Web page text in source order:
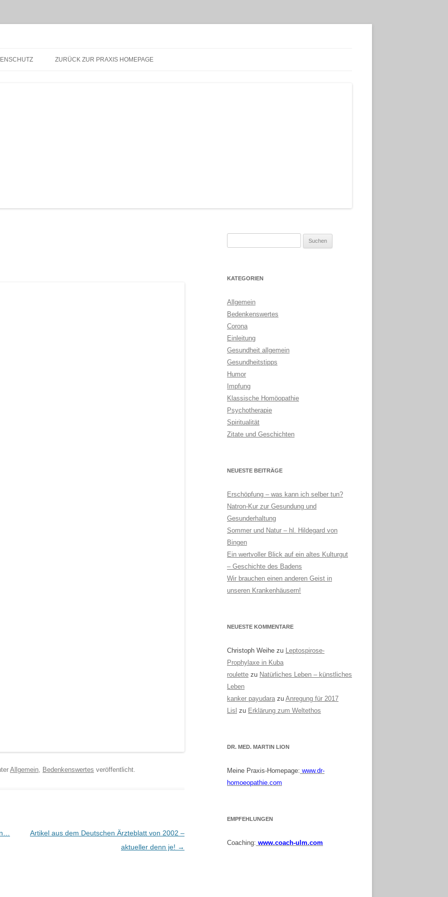
ZURÜCK ZUR PRAXIS HOMEPAGE
Allgemein Bedenkenswertes veröffentlicht.
Artikel aus dem Deutschen Ärzteblatt von 2002 –
aktueller denn je! →
KATEGORIEN
Allgemein
Bedenkenswertes
Corona
Einleitung
Gesundheit allgemein
Gesundheitstipps
Humor
Impfung
Klassische Homöopathie
Psychotherapie
Spiritualität
Zitate und Geschichten
NEUESTE BEITRÄGE
Erschöpfung – was kann ich selber tun?
Natron-Kur zur Gesundung und
Gesunderhaltung
Sommer und Natur – hl. Hildegard von
Bingen
Ein wertvoller Blick auf ein altes Kulturgut
– Geschichte des Badens
Wir brauchen einen anderen Geist in
unseren Krankenhäusern!
NEUESTE KOMMENTARE
Christoph Weihe zu Leptospirose-
Prophylaxe in Kuba
roulette zu Natürliches Leben – künstliches
Leben
kanker payudara zu Anregung für 2017
Lisl zu Erklärung zum Weltethos
DR. MED. MARTIN LION
Meine Praxis-Homepage: www.dr-
homoeopathie.com
EMPFEHLUNGEN
Coaching: www.coach-ulm.com